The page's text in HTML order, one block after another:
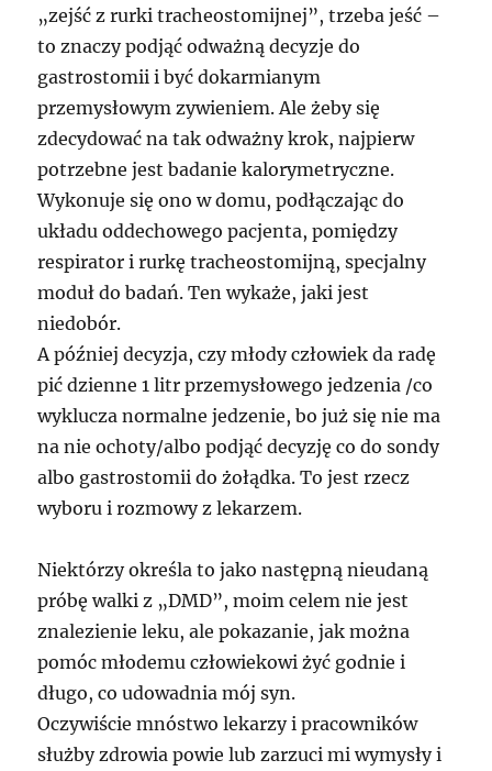
„zejść z rurki tracheostomijnej”, trzeba jeść –
to znaczy podjąć odważną decyzje do
gastrostomii i być dokarmianym
przemysłowym zywieniem. Ale żeby się
zdecydować na tak odważny krok, najpierw
potrzebne jest badanie kalorymetryczne.
Wykonuje się ono w domu, podłączając do
układu oddechowego pacjenta, pomiędzy
respirator i rurkę tracheostomijną, specjalny
moduł do badań. Ten wykaże, jaki jest
niedobór.
A później decyzja, czy młody człowiek da radę
pić dzienne 1 litr przemysłowego jedzenia /co
wyklucza normalne jedzenie, bo już się nie ma
na nie ochoty/albo podjąć decyzję co do sondy
albo gastrostomii do żołądka. To jest rzecz
wyboru i rozmowy z lekarzem.
Niektórzy określa to jako następną nieudaną
próbę walki z „DMD”, moim celem nie jest
znalezienie leku, ale pokazanie, jak można
pomóc młodemu człowiekowi żyć godnie i
długo, co udowadnia mój syn.
Oczywiście mnóstwo lekarzy i pracowników
służby zdrowia powie lub zarzuci mi wymysły i